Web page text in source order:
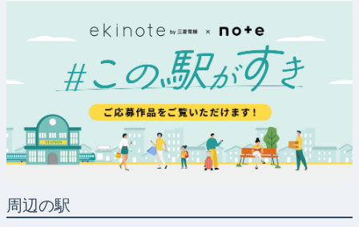
周辺の駅